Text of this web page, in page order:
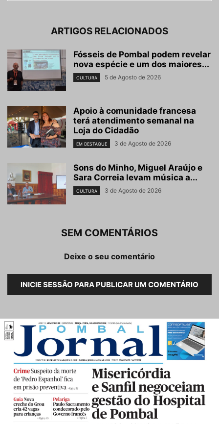
ARTIGOS RELACIONADOS
Fósseis de Pombal podem revelar
nova espécie e um dos maiores...
CULTURA 5 de Agosto de 2026
Apoio à comunidade francesa
terá atendimento semanal na
Loja do Cidadão
EM DESTAQUE 3 de Agosto de 2026
Sons do Minho, Miguel Araújo e
Sara Correia levam música a...
CULTURA 3 de Agosto de 2026
SEM COMENTÁRIOS
Deixe o seu comentário
INICIE SESSÃO PARA PUBLICAR UM COMENTÁRIO